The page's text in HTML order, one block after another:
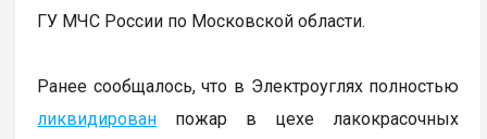
ГУ МЧС России по Московской области.
Ранее сообщалось, что в Электроуглях полностью
ликвидирован пожар в цехе лакокрасочных